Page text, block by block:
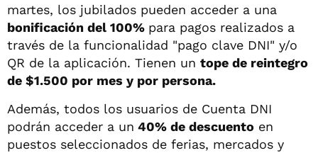
martes, los jubilados pueden acceder a una
bonificación del 100% para pagos realizados a
través de la funcionalidad "pago clave DNI" y/o
QR de la aplicación. Tienen un tope de reintegro
de $1.500 por mes y por persona.
Además, todos los usuarios de Cuenta DNI
podrán acceder a un 40% de descuento en
puestos seleccionados de ferias, mercados y